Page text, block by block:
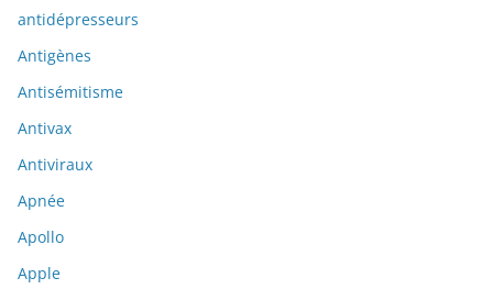
antidépresseurs
Antigènes
Antisémitisme
Antivax
Antiviraux
Apnée
Apollo
Apple